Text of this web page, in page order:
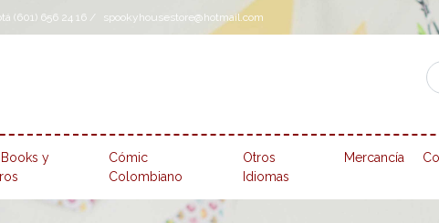
(601) 656 24 16 / spookyhousestore@hotmail.com
y
Cómic
Colombiano
Otros
Idiomas
Mercancía